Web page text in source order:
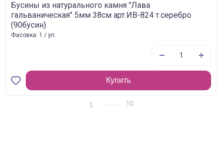
Бусины из натурального камня "Лава
гальваническая" 5мм 38см арт.ИВ-824 т.серебро
(90бусин)
Фасовка: 1 / уп.
Купить
1